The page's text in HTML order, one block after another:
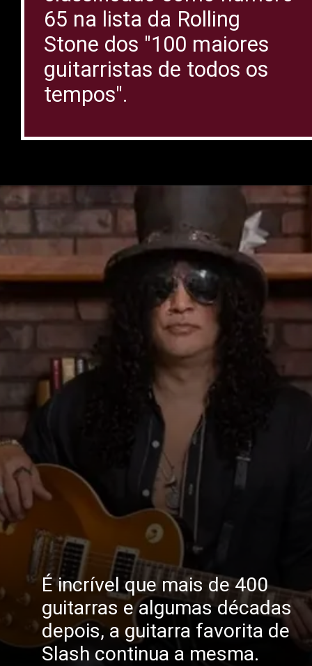
65 na lista da Rolling
Stone dos "100 maiores
guitarristas de todos os
tempos".
É incrível que mais de 400
guitarras e algumas décadas
depois, a guitarra favorita de
Slash continua a mesma.